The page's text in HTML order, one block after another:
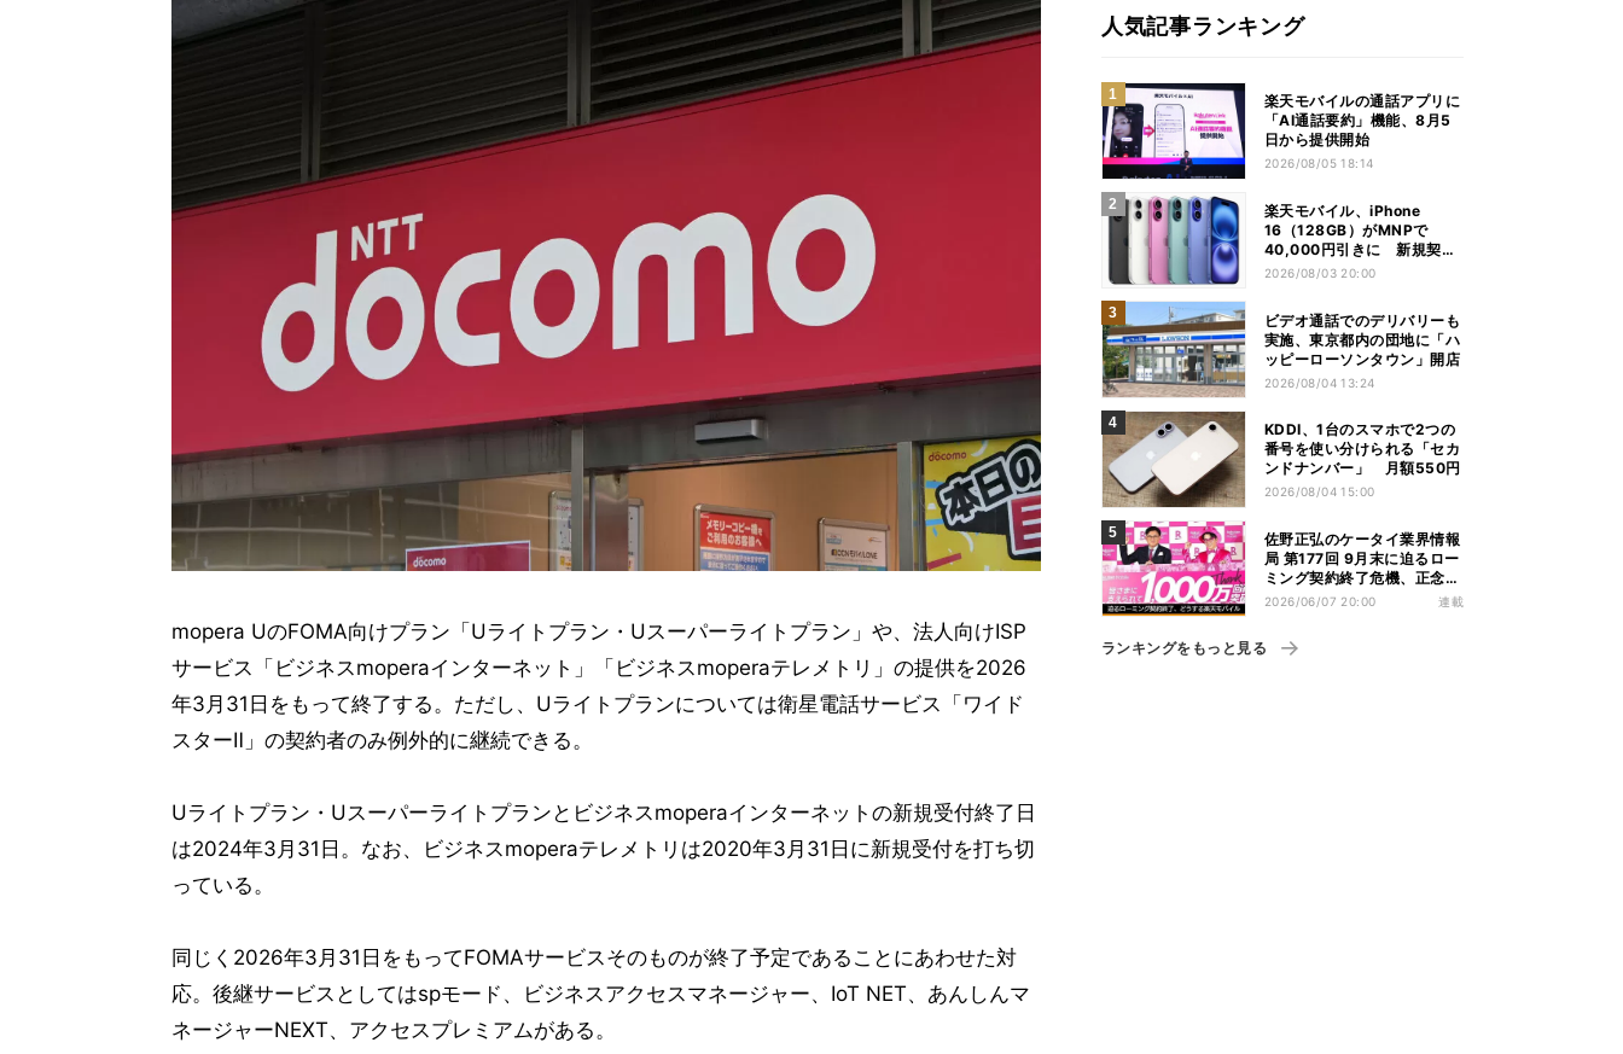
mopera UのFOMA向けプラン「Uライトプラン・Uスーパーライトプラン」や、法人向けISP
サービス「ビジネスmoperaインターネット」「ビジネスmoperaテレメトリ」の提供を2026
年3月31日をもって終了する。ただし、Uライトプランについては衛星電話サービス「ワイド
スターⅡ」の契約者のみ例外的に継続できる。
Uライトプラン・Uスーパーライトプランとビジネスmoperaインターネットの新規受付終了日
は2024年3月31日。なお、ビジネスmoperaテレメトリは2020年3月31日に新規受付を打ち切
っている。
同じく2026年3月31日をもってFOMAサービスそのものが終了予定であることにあわせた対
応。後継サービスとしてはspモード、ビジネスアクセスマネージャー、IoT NET、あんしんマ
ネージャーNEXT、アクセスプレミアムがある。
人気記事ランキング
楽天モバイルの通話アプリに
「AI通話要約」機能、8月5
日から提供開始
2026/08/05 18:14
楽天モバイル、iPhone
16（128GB）がMNPで
40,000円引きに 新規契約
でも40,000ポイントを還元
2026/08/03 20:00
ビデオ通話でのデリバリーも
実施、東京都内の団地に「ハ
ッピーローソンタウン」開店
2026/08/04 13:24
KDDI、1台のスマホで2つの
番号を使い分けられる「セカ
ンドナンバー」 月額550円
2026/08/04 15:00
佐野正弘のケータイ業界情報
局 第177回 9月末に迫るロー
ミング契約終了危機、正念場
を迎える楽天モバイルはどう
2026/06/07 20:00 連載
ランキングをもっと見る